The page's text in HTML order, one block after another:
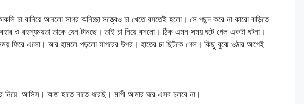
চা বানিয়ে আনলো সাগর অনিচ্ছা সত্ত্বেও চা খেতে বসতেই হলো। সে পছন্দ করে না কারো বাড়িতে
ও রহস্যময়তা তাকে যেন টানছে। তাই চা নিয়ে বসলো। ঠিক এমন সময় ঘটে গেল একটা ঘটনা।
ফিরে এলো। আর হামলে পড়লো সাগরের উপর। হাতের চা ছিটকে গেল। কিছু বুঝে ওঠার আগেই
নিয়ে আসিস। আজ হাতে নাতে ধরেছি। মাগী আমার ঘরে এসব চলবে না।